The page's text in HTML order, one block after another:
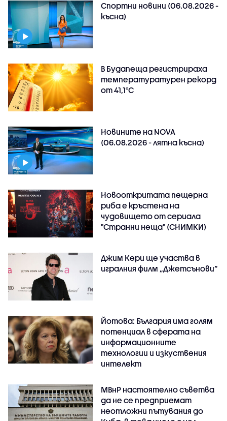
Спортни новини (06.08.2026 -
късна)
В Будапеща регистрираха
температуратурен рекорд
от 41,1°C
Новините на NOVA
(06.08.2026 - лятна късна)
Новооткритата пещерна
риба е кръстена на
чудовището от сериала
"Странни неща" (СНИМКИ)
Джим Кери ще участва в
игралния филм „Джетсънови“
Йотова: България има голям
потенциал в сферата на
информационните
технологии и изкуствения
интелект
МВнР настоятелно съветва
да не се предприемат
неотложни пътувания до